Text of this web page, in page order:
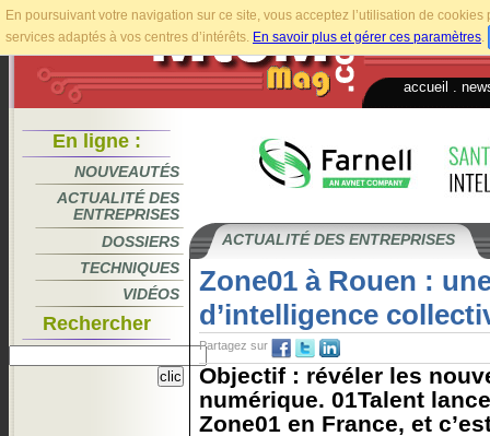
En poursuivant votre navigation sur ce site, vous acceptez l’utilisation de
services adaptés à vos centres d’intérêts. En savoir plus et gérer ces paramètres.
accueil
En ligne :
NOUVEAUTÉS
ACTUALITÉ DES
ENTREPRISES
DOSSIERS
TECHNIQUES
VIDÉOS
Rechercher
ACTUALITÉ DES ENTREPRISES
Zone01 à Rouen :
d’intelligence
Partagez sur
Objectif : révéler les
numérique. 01Talent
Zone01 en France, et